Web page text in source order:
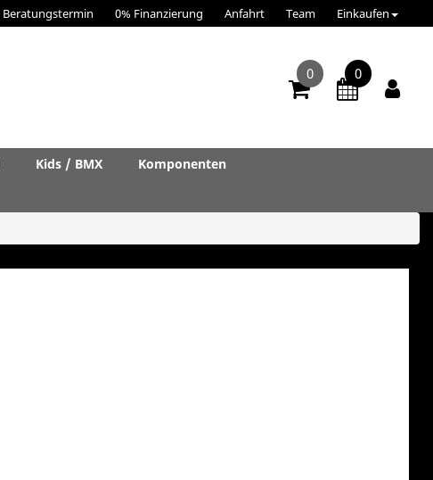
Beratungstermin 0% Finanzierung Anfahrt Team Einkaufen
0 0
Kids / BMX
Komponenten